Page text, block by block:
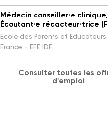
Médecin conseiller·e clinique,
Écoutant·e rédacteur·trice
Ecole des Parents et
France - EPE IDF
Consulter toutes les
d'emploi